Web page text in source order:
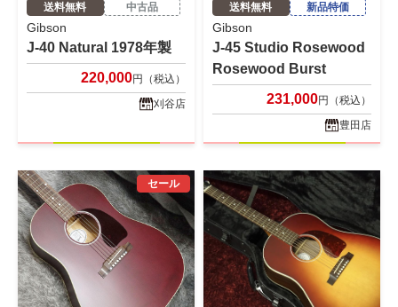
送料無料 中古品
Gibson
J-40 Natural 1978年製
220,000円（税込）
刈谷店
送料無料 新品特価
Gibson
J-45 Studio Rosewood
Rosewood Burst
231,000円（税込）
豊田店
セール